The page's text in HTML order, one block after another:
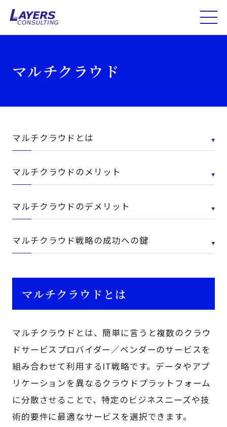
マルチクラウド
マルチクラウドとは
マルチクラウドのメリット
マルチクラウドのデメリット
マルチクラウド戦略の成功への鍵
マルチクラウドとは
マルチクラウドとは、簡単に言うと複数のクラウ
ドサービスプロバイダー／ベンダーのサービスを
組み合わせて利用するIT戦略です。データやアプ
リケーションを異なるクラウドプラットフォーム
に分散させることで、特定のビジネスニーズや技
術的要件に最適なサービスを選択できます。